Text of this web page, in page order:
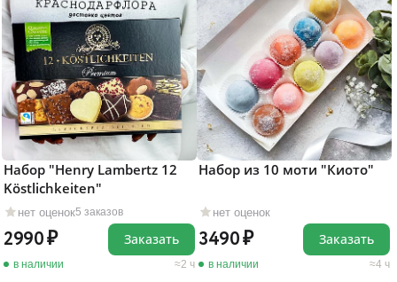
нет оценок5 заказов
Набор "Henry Lambertz 12
Köstlichkeiten"
2990
в наличии 2 ч
Заказать
нет оценок
Набор из 10 моти "Киото"
3490
в наличии 4 ч
Заказать